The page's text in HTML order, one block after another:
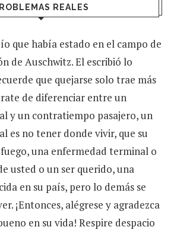
REALES
que había estado en el campo de
de Auschwitz. El escribió lo
que quejarse solo trae más
de diferenciar entre un
y un contratiempo pasajero, un
es no tener donde vivir, que su
una enfermedad terminal o
usted o un ser querido, una
en su país, pero lo demás se
¡Entonces, alégrese y agradezca
en su vida! Respire despacio